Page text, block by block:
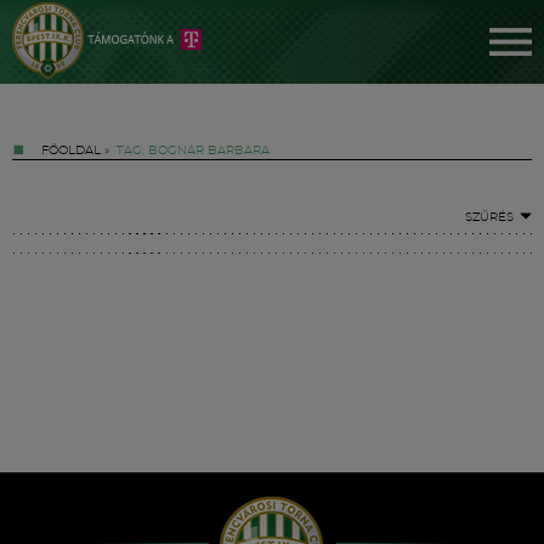
FŐOLDAL » TAG: BOGNÁR BARBARA
SZŰRÉS
Hírek